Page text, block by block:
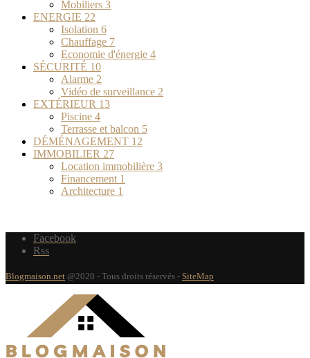
Mobiliers 3
ENERGIE 22
Isolation 6
Chauffage 7
Economie d'énergie 4
SÉCURITÉ 10
Alarme 2
Vidéo de surveillance 2
EXTÉRIEUR 13
Piscine 4
Terrasse et balcon 5
DÉMÉNAGEMENT 12
IMMOBILIER 27
Location immobilière 3
Financement 1
Architecture 1
Facebook
Rss
Blogmaison.net @2020 - Tous droits réservés - SiteMap